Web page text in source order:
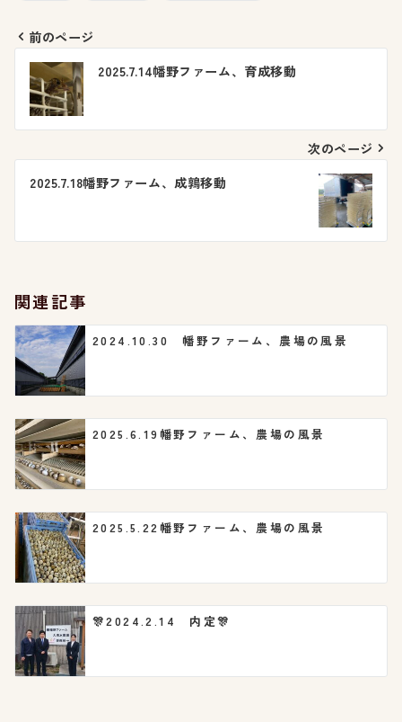
投
稿
ビ
シ
ョ
ン
前のページ
2025.7.14幡野ファーム、育成移動
次のページ
2025.7.18幡野ファーム、成鶉移動
関連記事
2024.10.30 幡野ファーム、農場の風景
2025.6.19幡野ファーム、農場の風景
2025.5.22幡野ファーム、農場の風景
🎊2024.2.14 内定🎊